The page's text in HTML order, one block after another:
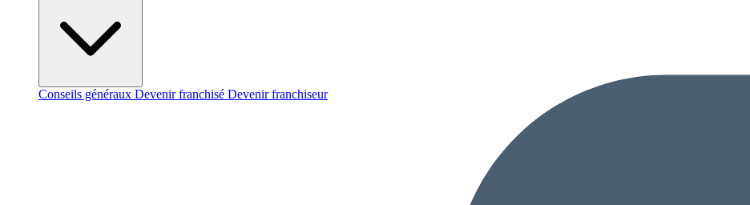
Conseils généraux Devenir franchisé Devenir franchiseur